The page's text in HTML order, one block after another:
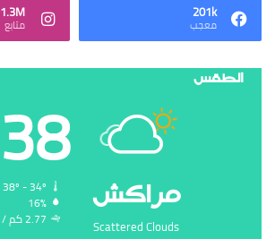
201k
‏معجب
1.3M
‏متابع
الطقس
‏مراكش
Scattered Clouds
38
16%
2.77 ‏كم / الساعة